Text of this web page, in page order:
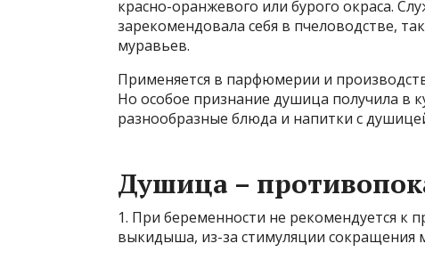
красно-оранжевого или бурого окраса.
зарекомендовала себя в пчеловодстве,
муравьев.
Применяется в парфюмерии и
Но особое признание душица получила в
разнообразные блюда и напитки с
Душица –
1. При беременности не рекомендуется к
выкидыша, из-за стимуляции сокращения